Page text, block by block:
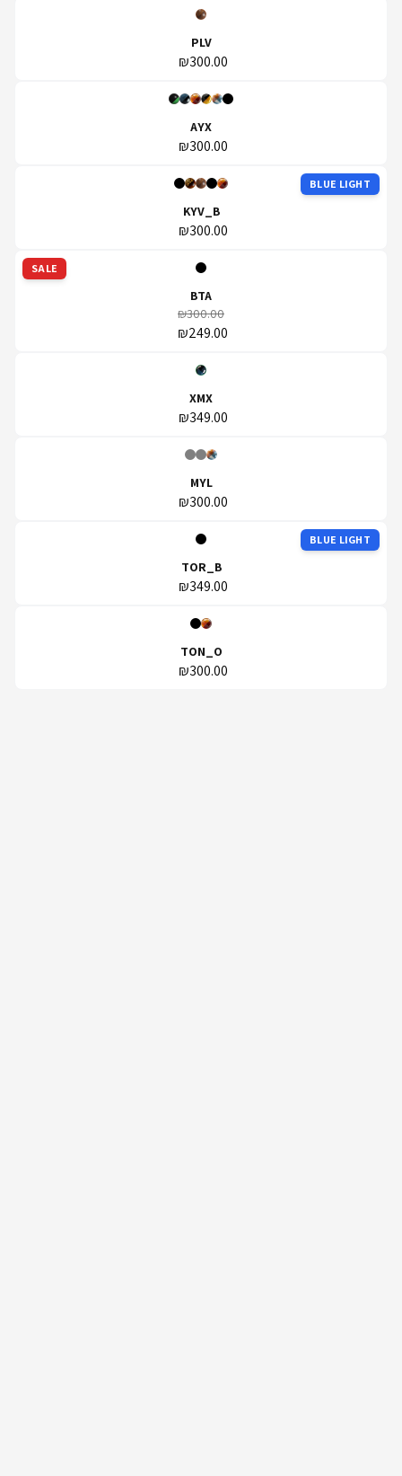
PLV
₪300.00
AYX
₪300.00
BLUE LIGHT
KYV_B
₪300.00
SALE
BTA
₪300.00
₪249.00
XMX
₪349.00
MYL
₪300.00
BLUE LIGHT
TOR_B
₪349.00
TON_O
₪300.00